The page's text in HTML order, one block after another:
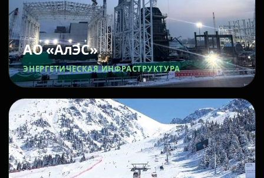
АО «АлЭС»
ЭНЕРГЕТИЧЕСКАЯ ИНФРАСТРУКТУРА